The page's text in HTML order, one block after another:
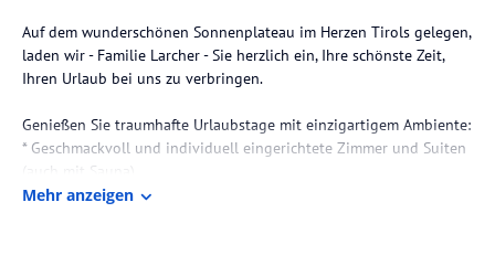
Auf dem wunderschönen Sonnenplateau im Herzen Tirols gelegen,
laden wir - Familie Larcher - Sie herzlich ein, Ihre schönste Zeit,
Ihren Urlaub bei uns zu verbringen.
Genießen Sie traumhafte Urlaubstage mit einzigartigem Ambiente:
* Geschmackvoll und individuell eingerichtete Zimmer und Suiten
(auch mit Sauna)
* 3 großzügige Wellnessbereiche auf 1400m²: PANORAMA SKY SPA:
Mehr anzeigen